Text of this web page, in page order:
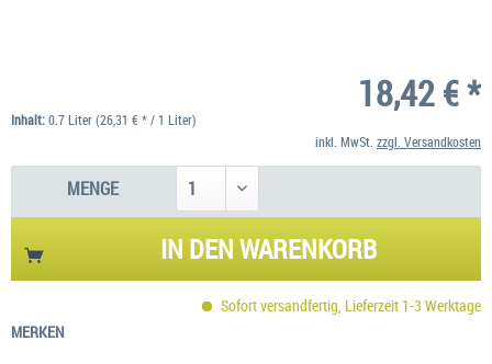
18,42 € *
Inhalt:0.7 Liter (26,31 € * / 1 Liter)
inkl. MwSt. zzgl. Versandkosten
MENGE
IN DENWARENKORB
Sofort versandfertig, Lieferzeit 1-3 Werktage
MERKEN